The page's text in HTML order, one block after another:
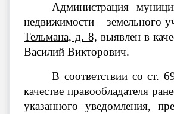
Администрация
недвижимости – земельного
Тельмана, д. 8, выявлен в
Василий Викторович.
В соответствии со ст.
качестве правообладателя
указанного уведомления,